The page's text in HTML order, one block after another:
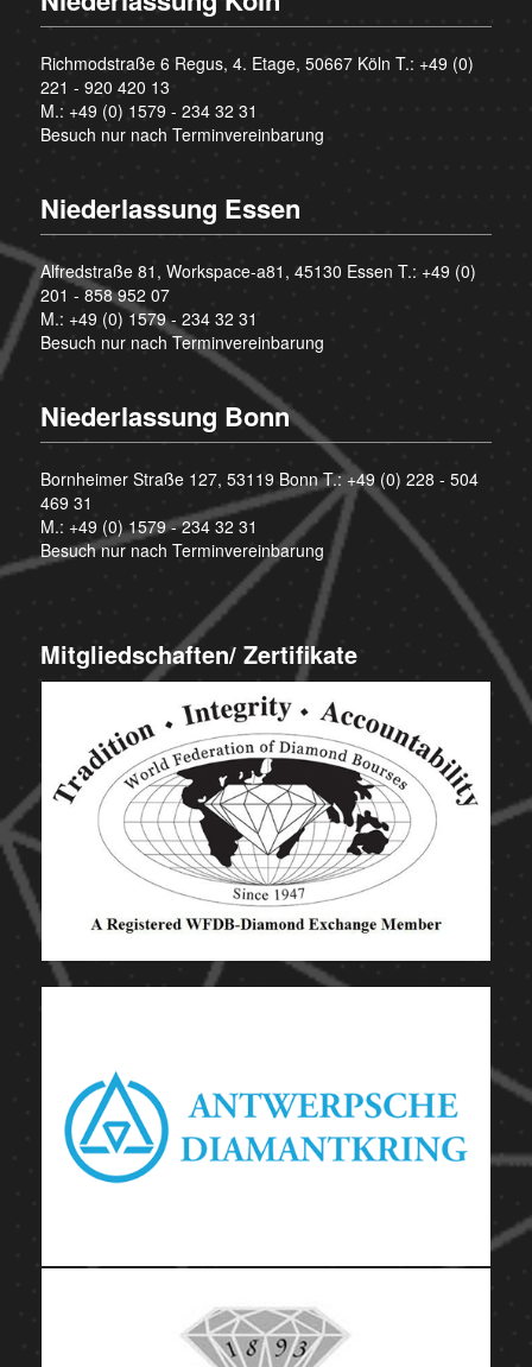
Richmodstraße 6 Regus, 4. Etage, 50667 Köln T.: +49 (0)
221 - 920 420 13
M.: +49 (0) 1579 - 234 32 31
Besuch nur nach Terminvereinbarung
Niederlassung Essen
Alfredstraße 81, Workspace-a81, 45130 Essen T.: +49 (0)
201 - 858 952 07
M.: +49 (0) 1579 - 234 32 31
Besuch nur nach Terminvereinbarung
Niederlassung Bonn
Bornheimer Straße 127, 53119 Bonn T.:+49 (0) 228 - 504
469 31
M.: +49 (0) 1579 - 234 32 31
Besuch nur nach Terminvereinbarung
Mitgliedschaften/ Zertifikate